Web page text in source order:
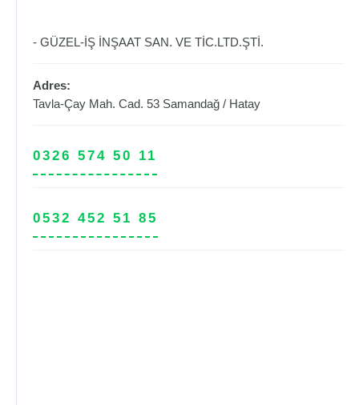
- GÜZEL-İŞ İNŞAAT SAN. VE TİC.LTD.ŞTİ.
Adres:
Tavla-Çay Mah. Cad. 53 Samandağ / Hatay
0326 574 50 11
0532 452 51 85